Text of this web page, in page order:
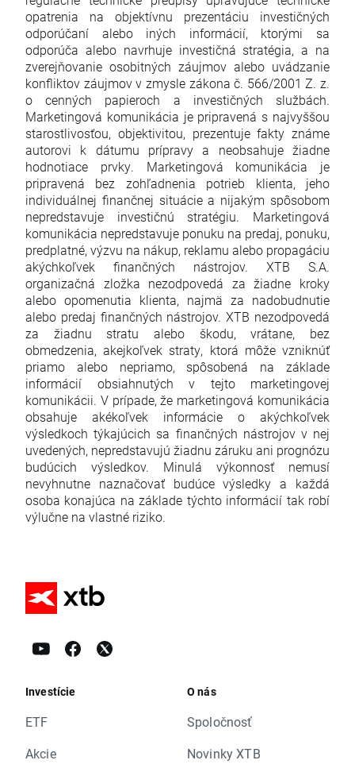
opatrenia na objektívnu prezentáciu investičných
odporúčaní alebo iných informácií, ktorými sa
odporúča alebo navrhuje investičná stratégia, a na
zverejňovanie osobitných záujmov alebo uvádzanie
konfliktov záujmov v zmysle zákona č. 566/2001 Z. z.
o cenných papieroch a investičných službách.
Marketingová komunikácia je pripravená s najvyššou
starostlivosťou, objektivitou, prezentuje fakty známe
autorovi k dátumu prípravy a neobsahuje žiadne
hodnotiace prvky. Marketingová komunikácia je
pripravená bez zohľadnenia potrieb klienta, jeho
individuálnej finančnej situácie a nijakým spôsobom
nepredstavuje investičnú stratégiu. Marketingová
komunikácia nepredstavuje ponuku na predaj, ponuku,
predplatné, výzvu na nákup, reklamu alebo propagáciu
akýchkoľvek finančných nástrojov. XTB S.A.
organizačná zložka nezodpovedá za žiadne kroky
alebo opomenutia klienta, najmä za nadobudnutie
alebo predaj finančných nástrojov. XTB nezodpovedá
za žiadnu stratu alebo škodu, vrátane, bez
obmedzenia, akejkoľvek straty, ktorá môže vzniknúť
priamo alebo nepriamo, spôsobená na základe
informácií obsiahnutých v tejto marketingovej
komunikácii. V prípade, že marketingová komunikácia
obsahuje akékoľvek informácie o akýchkoľvek
výsledkoch týkajúcich sa finančných nástrojov v nej
uvedených, nepredstavujú žiadnu záruku ani prognózu
budúcich výsledkov. Minulá výkonnosť nemusí
nevyhnutne naznačovať budúce výsledky a každá
osoba konajúca na základe týchto informácií tak robí
výlučne na vlastné riziko.
Investície
ETF
Akcie
O nás
Spoločnosť
Novinky XTB